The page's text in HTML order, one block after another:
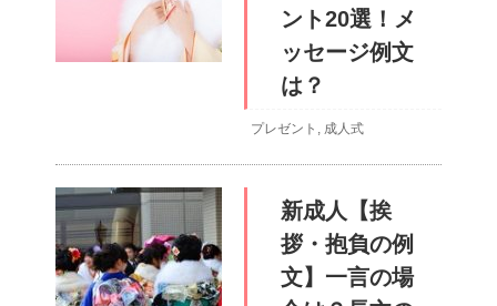
ント20選！メ
ッセージ例文
は？
プレゼント , 成人式
新成人【挨
拶・抱負の例
文】一言の場